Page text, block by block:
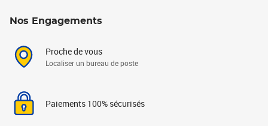
Nos Engagements
Proche de vous
Localiser un bureau de poste
Paiements 100% sécurisés